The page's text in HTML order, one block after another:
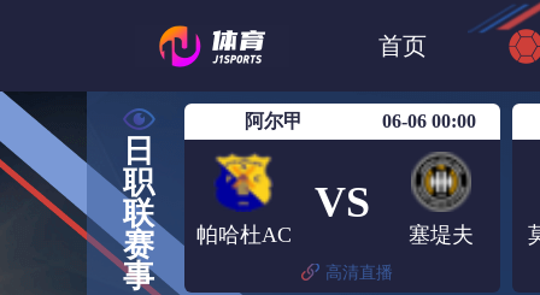
首页
日
日
职
联
赛
事
阿尔甲 06-06 00:00
帕哈杜AC
VS
塞堤夫
高清直播